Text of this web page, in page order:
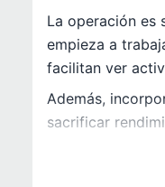
La operación es
empieza a
facilitan ver
Además,
sacrificar